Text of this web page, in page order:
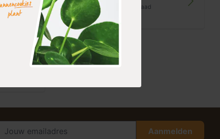
op voorraad
cm
Aanmelden